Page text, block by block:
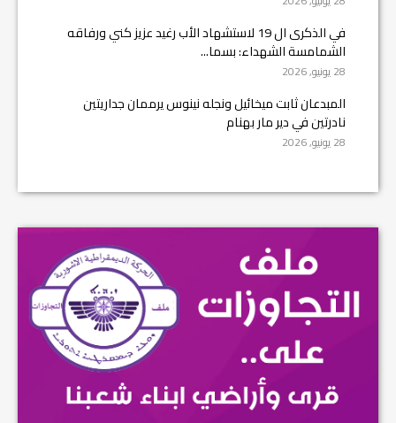
في الذكرى ال 19 لاستشهاد الأب رغيد عزيز كني ورفاقه
الشمامسة الشهداء: بسما...
28 يونيو, 2026
المبدعان ثابت ميخائيل ونجله نينوس يرممان جداريتين
نادرتين في دير مار بهنام
28 يونيو, 2026